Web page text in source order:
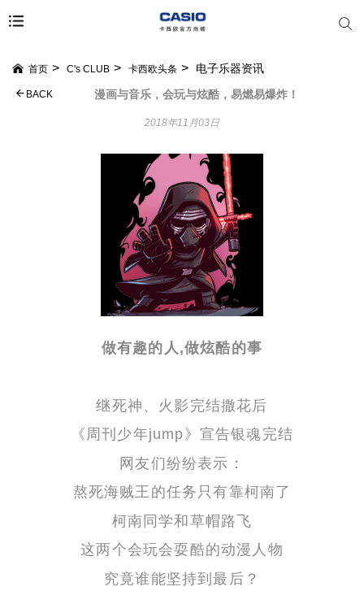
首页 C's CLUB 卡西欧头条 电子乐器资讯
漫画与音乐，会玩与炫酷，易燃易爆炸！
BACK
2018年11月03日
做有趣的人,做炫酷的事
继死神、火影完结撒花后
《周刊少年jump》宣告银魂完结
网友们纷纷表示：
熬死海贼王的任务只有靠柯南了
柯南同学和草帽路飞
这两个会玩会耍酷的动漫人物
究竟谁能坚持到最后？